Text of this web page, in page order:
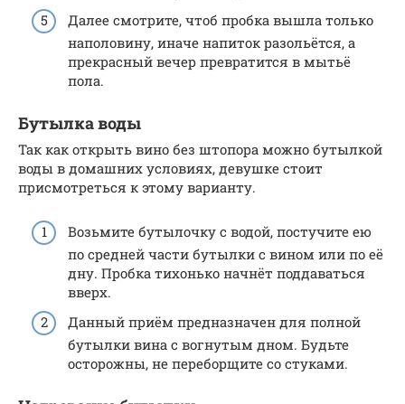
Далее смотрите, чтоб пробка вышла только
наполовину, иначе напиток разольётся, а
прекрасный вечер превратится в мытьё
пола.
Бутылка воды
Так как открыть вино без штопора можно бутылкой
воды в домашних условиях, девушке стоит
присмотреться к этому варианту.
Возьмите бутылочку с водой, постучите ею
по средней части бутылки с вином или по её
дну. Пробка тихонько начнёт поддаваться
вверх.
Данный приём предназначен для полной
бутылки вина с вогнутым дном. Будьте
осторожны, не переборщите со стуками.